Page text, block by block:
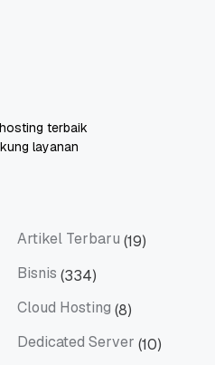
terbaik
layanan
Artikel Terbaru (19)
Bisnis (334)
Cloud Hosting (8)
Dedicated Server (10)